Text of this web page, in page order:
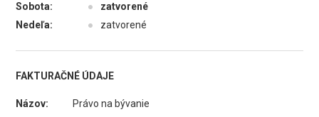
Sobota: ●
zatvorené
Nedeľa:
● zatvorené
FAKTURAČNÉ ÚDAJE
Názov:
Právo na bývanie